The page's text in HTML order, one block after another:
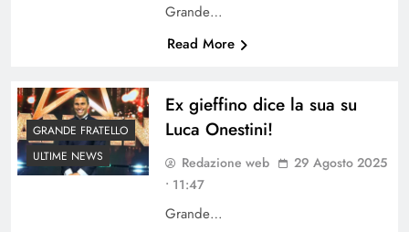
Grande…
Read More
GRANDE FRATELLO
ULTIME NEWS
Ex gieffino dice la sua su
Luca Onestini!
Redazione web
29 Agosto 2025
• 11:47
Grande…